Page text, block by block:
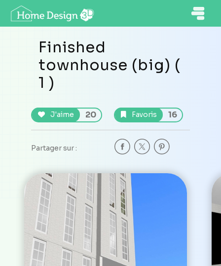
Finished
townhouse (big) (
1 )
J'aime 20 Favoris 16
Partager sur :